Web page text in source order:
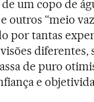
um copo de
e outros “meio
por tantas
de puro
e